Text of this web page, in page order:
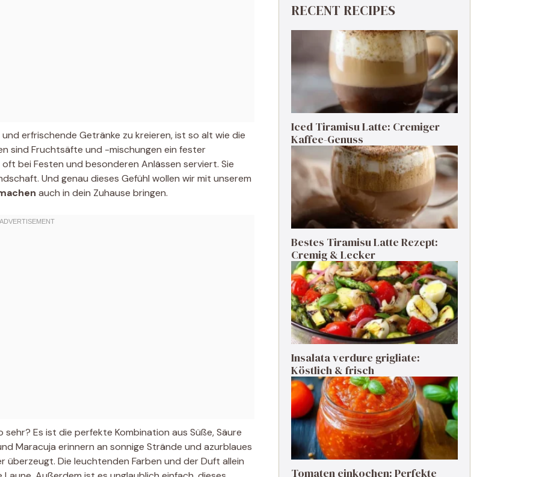
erfrischende Getränke zu kreieren, ist so alt wie die
sind Fruchtsäfte und -mischungen ein fester
bei Festen und besonderen Anlässen serviert. Sie
Und genau dieses Gefühl wollen wir mit unserem
auch in dein Zuhause bringen.
Es ist die perfekte Kombination aus Süße, Säure
Maracuja erinnern an sonnige Strände und azurblaues
überzeugt. Die leuchtenden Farben und der Duft allein
RECENT RECIPES
Iced Tiramisu Latte: Cremiger
Kaffee-Genuss
Bestes Tiramisu Latte Rezept:
Cremig & Lecker
Insalata verdure grigliate:
Köstlich & frisch
Tomaten einkochen: Perfekte